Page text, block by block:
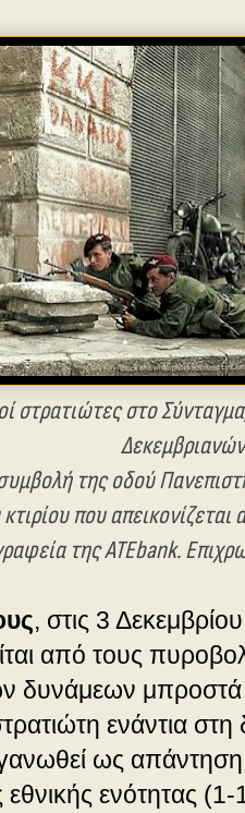
στρατιώτες στο
της οδού
που
της ATEbank.
, στις 3
από τους
δυνάμεων μπροστά
ενάντια
ως απάντηση
ενότητας